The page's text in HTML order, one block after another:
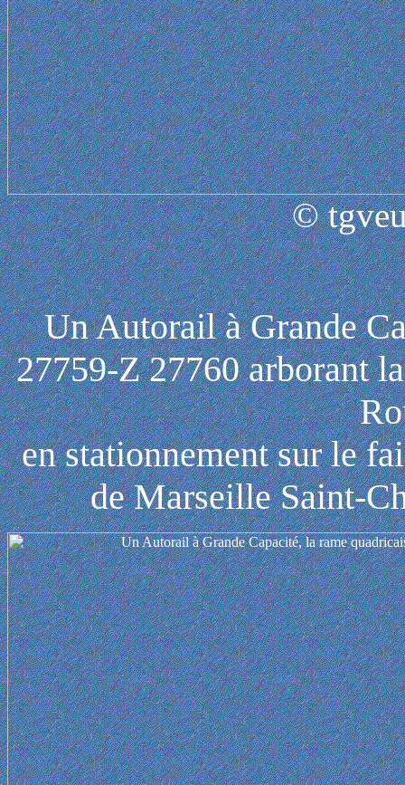
©
Un Autorail à Grande
27759-Z 27760 arborant
en stationnement sur le
de Marseille Saint-